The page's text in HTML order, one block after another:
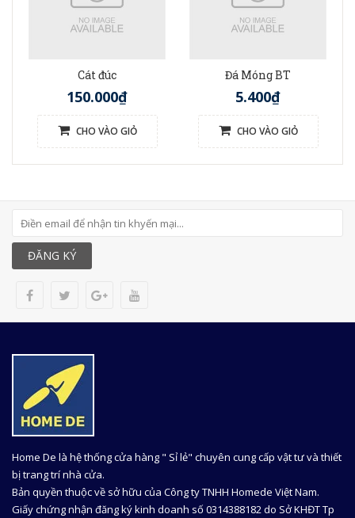
Cát đúc
150.000₫
CHO VÀO GIỎ
Đá Móng BT
5.400₫
CHO VÀO GIỎ
ĐĂNG KÝ
Home De là hệ thống cửa hàng " Sỉ lẻ" chuyên cung cấp vật tư và thiết
bị trang trí nhà cửa.
Bản quyền thuộc về sở hữu của Công ty TNHH Homede Việt Nam.
Giấy chứng nhận đăng ký kinh doanh số 0314388182 do Sở KHĐT Tp